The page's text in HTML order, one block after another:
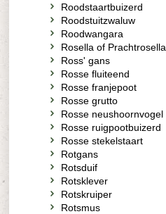
Roodstaartbuizerd
Roodstuitzwaluw
Roodwangara
Rosella of Prachtrosella
Ross' gans
Rosse fluiteend
Rosse franjepoot
Rosse grutto
Rosse neushoornvogel
Rosse ruigpootbuizerd
Rosse stekelstaart
Rotgans
Rotsduif
Rotsklever
Rotskruiper
Rotsmus